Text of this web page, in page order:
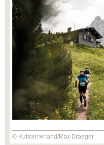
© Kufsteinerland/Max Draeger